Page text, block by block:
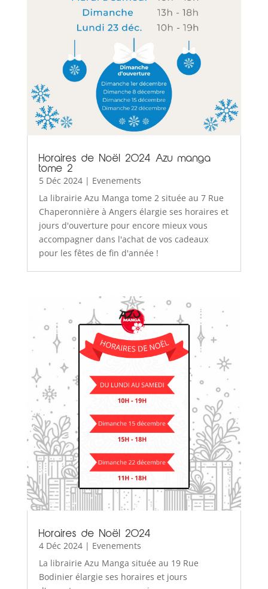
Horaires de Noël 2024 Azu manga
tome 2
5 Déc 2024| Evenements
La librairie Azu Manga tome 2 située au 7 Rue
Chaperonnière à Angers élargie ses horaires et
jours d'ouverture pour encore mieux vous
accompagner dans l'achat de vos cadeaux
pour les fêtes de fin d'année !
Horaires de Noël 2024
4 Déc 2024| Evenements
La librairie Azu Manga située au 19 Rue
Bodinier élargie ses horaires et jours